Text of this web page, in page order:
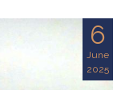
6
June
2025